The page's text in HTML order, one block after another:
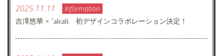
2025.11.11 Information
吉澤悠華 × ’alcali 初デザインコラボレーション決定！